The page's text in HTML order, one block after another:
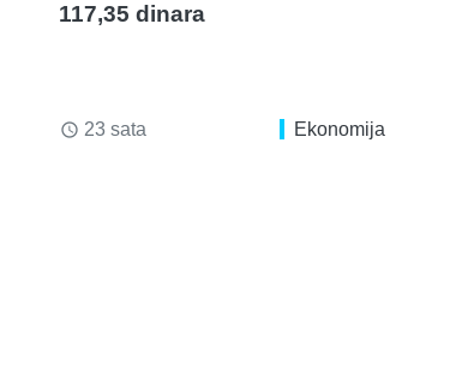
117,35 dinara
access_time 23 sata Ekonomija